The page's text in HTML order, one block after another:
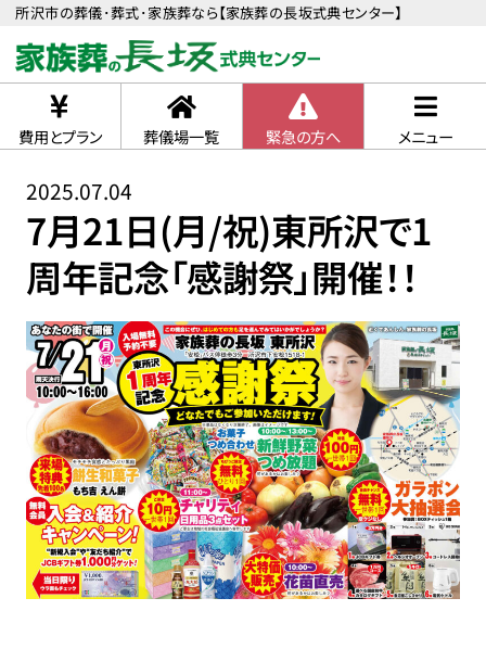
所沢市の葬儀･葬式･家族葬なら【家族葬の長坂式典センター】
費用とプラン 葬儀場一覧 緊急の方へ メニュー
2025.07.04
7月21日(月/祝)東所沢で1
周年記念「感謝祭」開催！！